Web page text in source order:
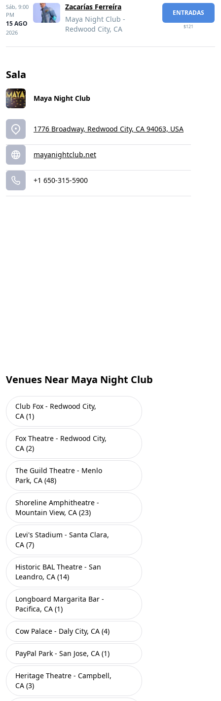
Sáb, 9:00
PM
15 AGO
2026
Zacarías Ferreíra
Maya Night Club -
Redwood City, CA
ENTRADAS
$121
Sala
Maya Night Club
1776 Broadway, Redwood City, CA 94063, USA
mayanightclub.net
+1 650-315-5900
Venues Near Maya Night Club
Club Fox - Redwood City,
CA (1)
Fox Theatre - Redwood City,
CA (2)
The Guild Theatre - Menlo
Park, CA (48)
Shoreline Amphitheatre -
Mountain View, CA (23)
Levi's Stadium - Santa Clara,
CA (7)
Historic BAL Theatre - San
Leandro, CA (14)
Longboard Margarita Bar -
Pacifica, CA (1)
Cow Palace - Daly City, CA (4)
PayPal Park - San Jose, CA (1)
Heritage Theatre - Campbell,
CA (3)